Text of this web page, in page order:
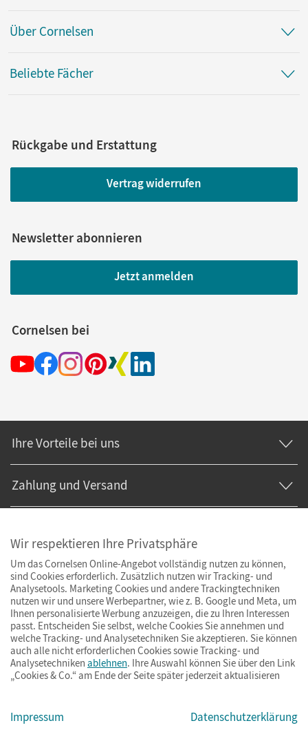
Über Cornelsen
Beliebte Fächer
Rückgabe und Erstattung
Vertrag widerrufen
Newsletter abonnieren
Jetzt anmelden
Cornelsen bei
Ihre Vorteile bei uns
Zahlung und Versand
© Cornelsen Verlag 2026
ImpressumAGBDatenschutzBarrierefreiheitCookies & Co.
Wir respektieren Ihre Privatsphäre
Um das Cornelsen Online-Angebot vollständig nutzen zu können,
sind Cookies erforderlich. Zusätzlich nutzen wir Tracking- und
Analysetools. Marketing Cookies und andere Trackingtechniken
nutzen wir und unsere Werbepartner, wie z. B. Google und Meta, um
Ihnen personalisierte Werbung anzuzeigen, die zu Ihren Interessen
passt. Entscheiden Sie selbst, welche Cookies Sie annehmen und
welche Tracking- und Analysetechniken Sie akzeptieren. Sie können
auch alle nicht erforderlichen Cookies sowie Tracking- und
Analysetechniken ablehnen. Ihre Auswahl können Sie über den Link
„Cookies & Co.“ am Ende der Seite später jederzeit aktualisieren
Impressum Datenschutzerklärung